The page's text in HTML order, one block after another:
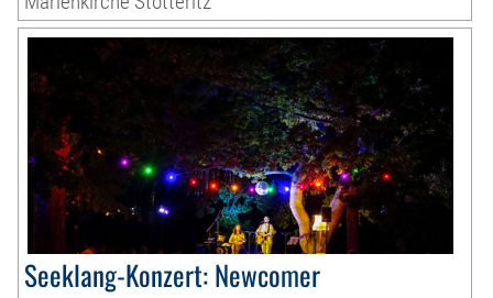
Seeklang-Konzert: Newcomer